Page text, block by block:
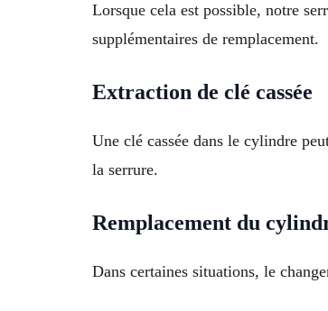
Lorsque cela est possible, notre
supplémentaires de remplacement.
Extraction de clé cassée
Une clé cassée dans le cylindre
la serrure.
Remplacement du
Dans certaines situations, le